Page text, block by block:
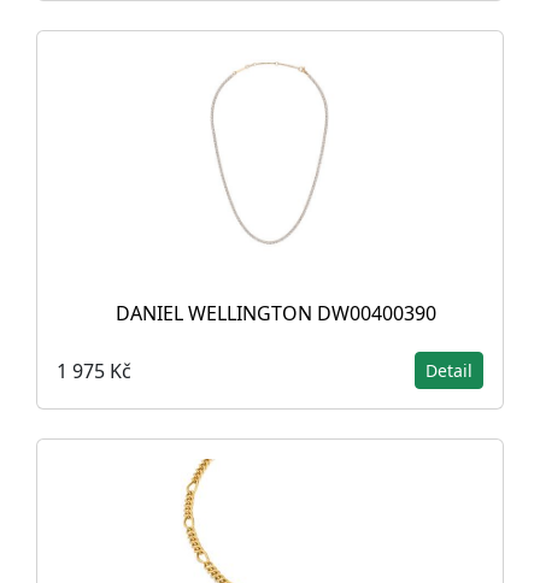
DANIEL WELLINGTON DW00400390
1 975 Kč Detail